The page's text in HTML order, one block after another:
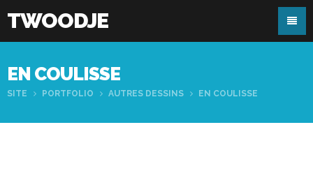
TWOODJE
EN COULISSE
SITE PORTFOLIO AUTRES DESSINS EN COULISSE